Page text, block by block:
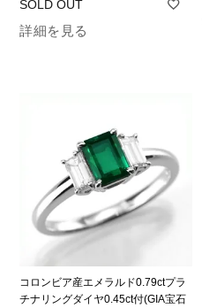
詳細を見る
コロンビア産エメラルド0.79ctプラ
チナリングダイヤ0.45ct付(GIA宝石